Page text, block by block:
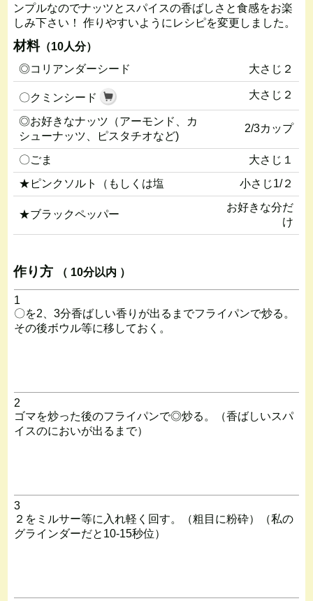
ンプルなのでナッツとスパイスの香ばしさと食感をお楽
しみ下さい！ 作りやすいようにレシピを変更しました。
材料（10人分）
◎コリアンダーシード
大さじ２
〇クミンシード 大さじ２
◎お好きなナッツ（アーモンド、カ
シューナッツ、ピスタチオなど)
2/3カップ
〇ごま
大さじ１
★ピンクソルト（もしくは塩
小さじ1/２
★ブラックペッパー
お好きな分だ
け
作り方 （ 10分以内 ）
1
〇を2、3分香ばしい香りが出るまでフライパンで炒る。
その後ボウル等に移しておく。
2
ゴマを炒った後のフライパンで◎炒る。（香ばしいスパ
イスのにおいが出るまで）
3
２をミルサー等に入れ軽く回す。（粗目に粉砕）（私の
グラインダーだと10-15秒位）